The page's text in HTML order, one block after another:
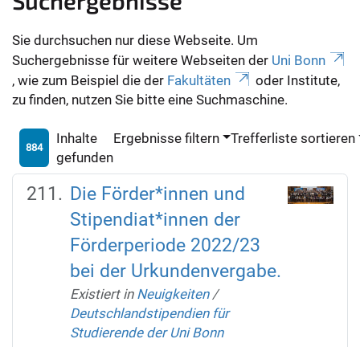
Sie durchsuchen nur diese Webseite. Um
Suchergebnisse für weitere Webseiten der Uni Bonn
, wie zum Beispiel die der Fakultäten
oder Institute,
zu finden, nutzen Sie bitte eine Suchmaschine.
884
Inhalte
gefunden
Ergebnisse filtern Trefferliste sortieren
Die Förder*innen und
Stipendiat*innen der
Förderperiode 2022/23
bei der Urkundenvergabe.
Existiert in Neuigkeiten /
Deutschlandstipendien für
Studierende der Uni Bonn